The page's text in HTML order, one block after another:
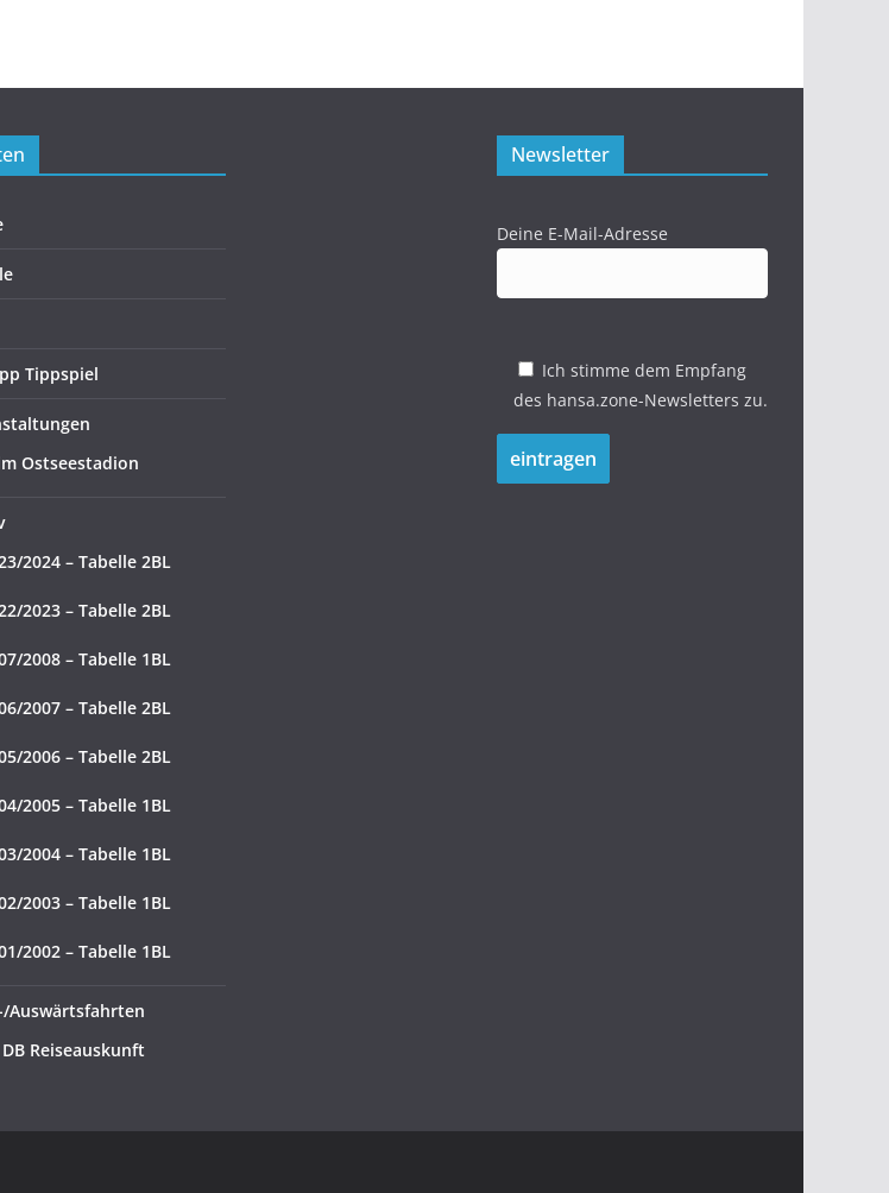
Tippspiel
Ostseestadion
2024 – Tabelle 2BL
2023 – Tabelle 2BL
2008 – Tabelle 1BL
2007 – Tabelle 2BL
2006 – Tabelle 2BL
2005 – Tabelle 1BL
2004 – Tabelle 1BL
2003 – Tabelle 1BL
2002 – Tabelle 1BL
Auswärtsfahrten
DB Reiseauskunft
Newsletter
Deine E-Mail-Adresse
Ich stimme dem Empfang
des hansa.zone-Newsletters zu.